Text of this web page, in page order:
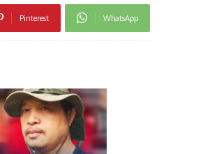
Pinterest WhatsApp